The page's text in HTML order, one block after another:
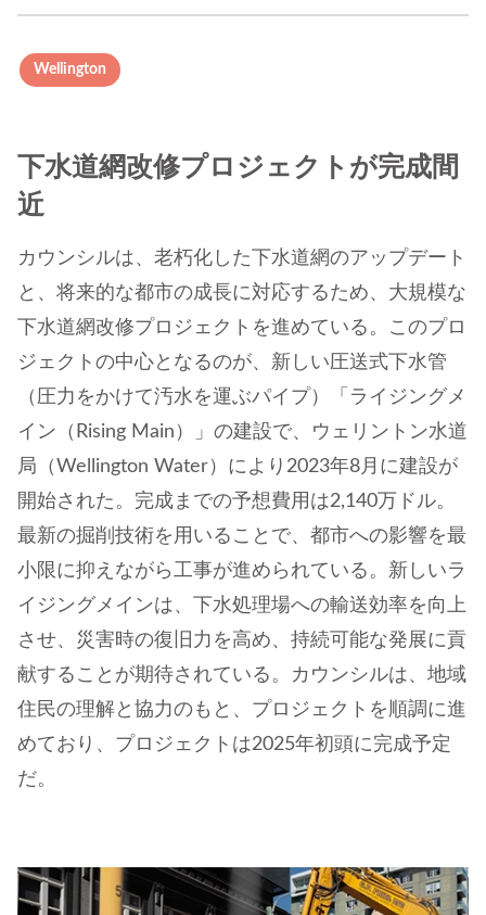
Wellington
下水道網改修プロジェクトが完成間
近
カウンシルは、老朽化した下水道網のアップデート
と、将来的な都市の成長に対応するため、大規模な
下水道網改修プロジェクトを進めている。このプロ
ジェクトの中心となるのが、新しい圧送式下水管
（圧力をかけて汚水を運ぶパイプ）「ライジングメ
イン（Rising Main）」の建設で、ウェリントン水道
局（Wellington Water）により2023年8月に建設が
開始された。完成までの予想費用は2,140万ドル。
最新の掘削技術を用いることで、都市への影響を最
小限に抑えながら工事が進められている。新しいラ
イジングメインは、下水処理場への輸送効率を向上
させ、災害時の復旧力を高め、持続可能な発展に貢
献することが期待されている。カウンシルは、地域
住民の理解と協力のもと、プロジェクトを順調に進
めており、プロジェクトは2025年初頭に完成予定
だ。